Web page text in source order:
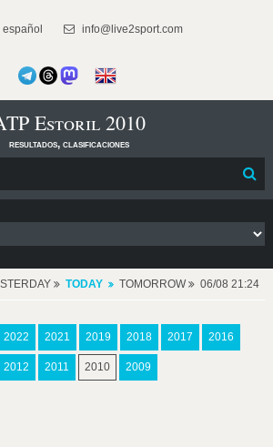
español info@live2sport.com
Estoril 2010
resultados, clasificaciones
TODAY TOMORROW 06/08 21:24
2022 2021 2019 2018 2017 2016
2012 2011 2010 2009